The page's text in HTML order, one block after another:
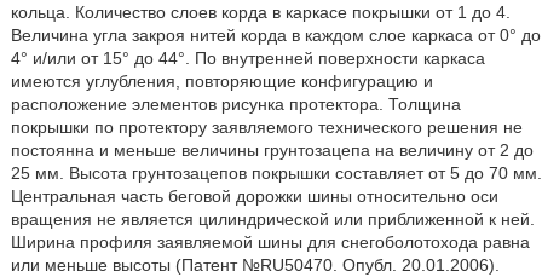
кольца. Количество слоев корда в каркасе покрышки от 1 до 4.
Величина угла закроя нитей корда в каждом слое каркаса от 0° до
4° и/или от 15° до 44°. По внутренней поверхности каркаса
имеются углубления, повторяющие конфигурацию и
расположение элементов рисунка протектора. Толщина
покрышки по протектору заявляемого технического решения не
постоянна и меньше величины грунтозацепа на величину от 2 до
25 мм. Высота грунтозацепов покрышки составляет от 5 до 70 мм.
Центральная часть беговой дорожки шины относительно оси
вращения не является цилиндрической или приближенной к ней.
Ширина профиля заявляемой шины для снегоболотохода равна
или меньше высоты (Патент №RU50470. Опубл. 20.01.2006).